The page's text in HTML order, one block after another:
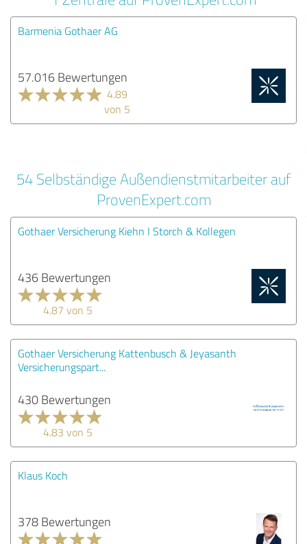
Barmenia Gothaer AG
57.016 Bewertungen
4.89
von 5
54 Selbständige Außendienstmitarbeiter auf
ProvenExpert.com
Gothaer Versicherung Kiehn I Storch & Kollegen
436 Bewertungen
4.87 von 5
Gothaer Versicherung Kattenbusch & Jeyasanth
Versicherungspart...
430 Bewertungen
4.83 von 5
Klaus Koch
378 Bewertungen